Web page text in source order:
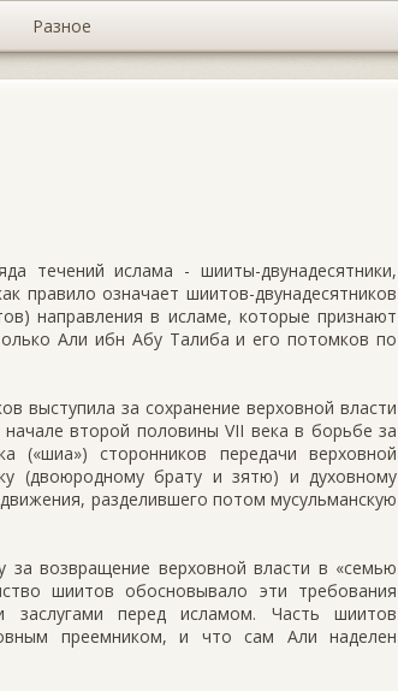
Разное
течений ислама - шииты-двунадесятники,
правило означает шиитов-двунадесятников
направления в исламе, которые признают
Али ибн Абу Талиба и его потомков по
выступила за сохранение верховной власти
второй половины VII века в борьбе за
(«шиа») сторонников передачи верховной
(двоюродному брату и зятю) и духовному
разделившего потом мусульманскую
за возвращение верховной власти в «семью
шиитов обосновывало эти требования
перед исламом. Часть шиитов
преемником, и что сам Али наделен